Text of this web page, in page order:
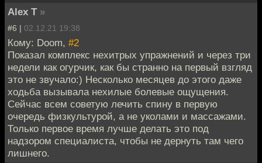
Alex T »
#6 | 02.12.21 19:38
Кому: Doom, #2
Показал комплекс нехитрых упражнений и через три
недели как огурчик, как бы странно на первый взгляд
это не звучало:) Несколько месяцев до этого даже
ходьба вызывала нехилые болевые ощущения.
Сейчас всем советую лечить спину в первую
очередь физкультурой, а не уколами и массажами.
Только первое время лучше делать это под
надзором специалиста, чтобы не дернуть там чего
лишнего.